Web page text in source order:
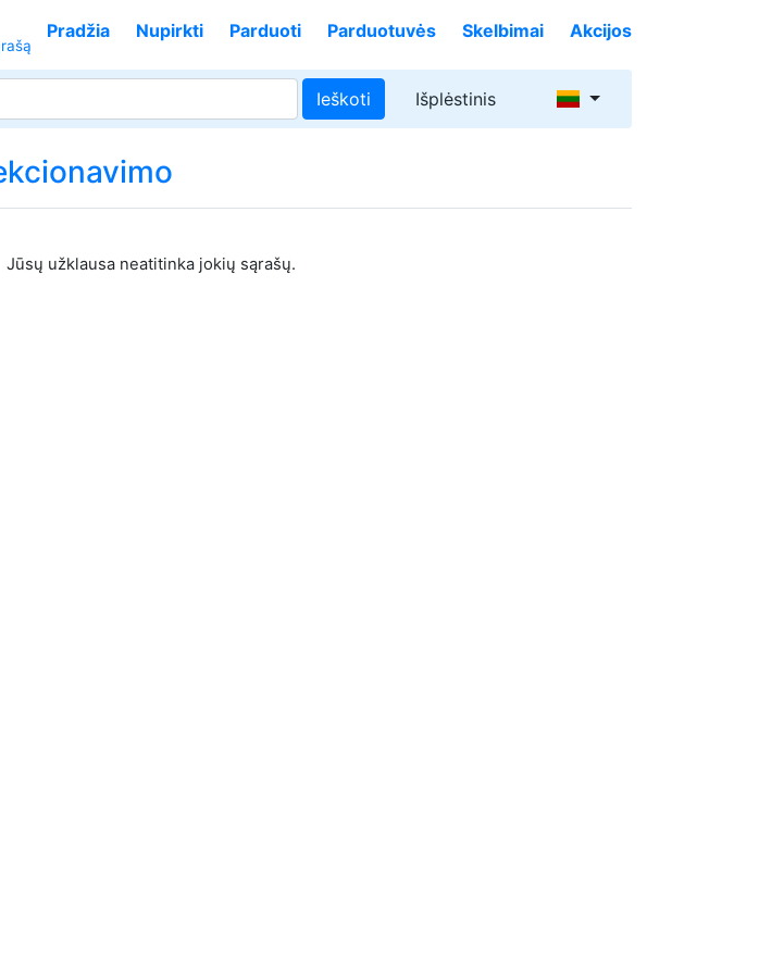
Pradžia Nupirkti Parduoti Parduotuvės Skelbimai Akcijos
Ieškoti Išplėstinis
Jūsų užklausa neatitinka jokių sąrašų.